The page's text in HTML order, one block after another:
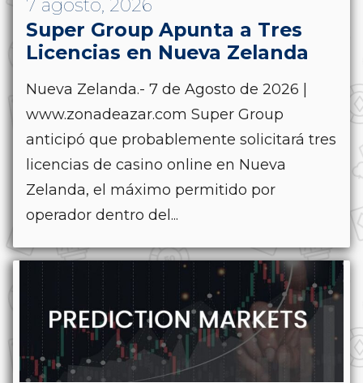
7 agosto, 2026
Super Group Apunta a Tres
Licencias en Nueva Zelanda
Nueva Zelanda.- 7 de Agosto de 2026 |
www.zonadeazar.com Super Group
anticipó que probablemente solicitará tres
licencias de casino online en Nueva
Zelanda, el máximo permitido por
operador dentro del...